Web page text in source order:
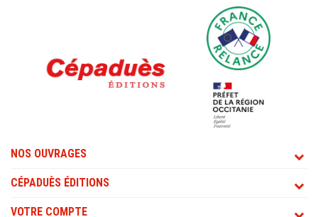
NOS OUVRAGES
CÉPADUÈS ÉDITIONS
VOTRE COMPTE